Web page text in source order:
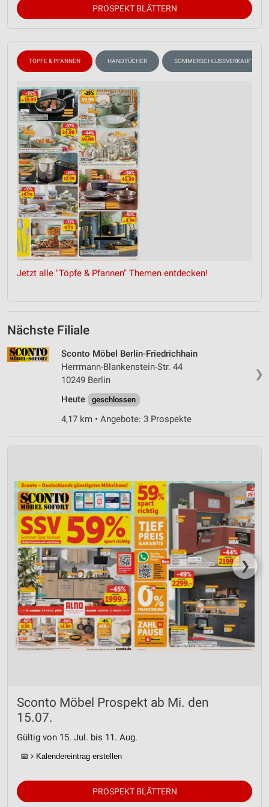
PROSPEKT BLÄTTERN
TÖPFE & PFANNEN HANDTÜCHER SOMMERSCHLUSSVERKAUF
Jetzt alle "Töpfe & Pfannen" Themen entdecken!
Nächste Filiale
❯
Sconto Möbel Berlin-Friedrichhain
Herrmann-Blankenstein-Str. 44
10249 Berlin
Heute
geschlossen
4,17 km • Angebote: 3 Prospekte
❯
Sconto Möbel Prospekt ab Mi. den
15.07.
Gültig von 15. Jul. bis 11. Aug.
📅 Kalendereintrag erstellen
PROSPEKT BLÄTTERN